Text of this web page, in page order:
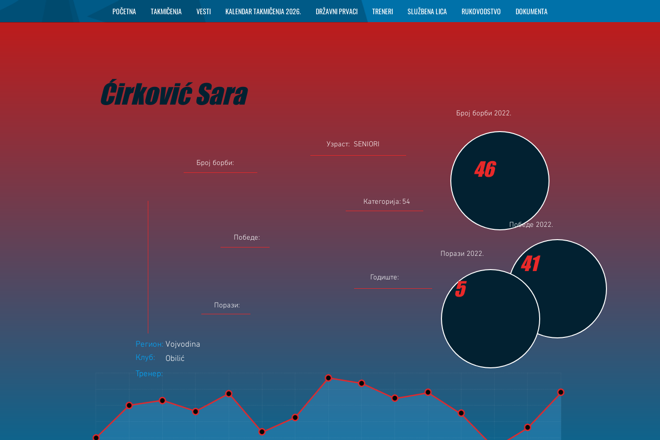
POČETNA TAKMIČENJA VESTI KALENDAR TAKMIČENJA 2026. DRŽAVNI PRVACI TRENERI SLUŽBENA LICA RUKOVODSTVO DOKUMENTA
Ćirković Sara
Број борби 2022.
Број борби:
Узраст:
Категорија:
SENIORI
54
Победе:
Годиште:
Порази:
Победе 2022.
Порази 2022.
46
41
5
Регион: Vojvodina
Клуб:
Obilić
Тренер: